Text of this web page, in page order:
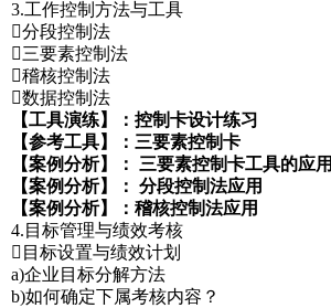
3.工作控制方法与工具
分段控制法
三要素控制法
稽核控制法
数据控制法
【工具演练】：控制卡设计练习
【参考工具】：三要素控制卡
【案例分析】： 三要素控制卡工具的应用
【案例分析】： 分段控制法应用
【案例分析】：稽核控制法应用
4.目标管理与绩效考核
目标设置与绩效计划
a)企业目标分解方法
b)如何确定下属考核内容？